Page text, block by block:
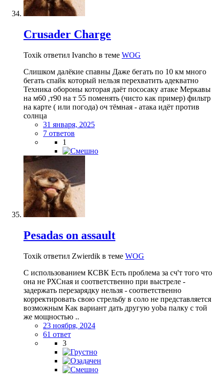
Crusader Charge
Toxik ответил Ivancho в теме WOG
Слишком далёкие спавны Даже бегать по 10 км много
бегать спайк который нельзя перехватить адекватно
Техника обороны которая даёт пососаку атаке Меркавы
на м60 ,т90 на т 55 поменять (чисто как пример) фильтр
на карте ( или погода) оч тёмная - атака идёт против
солнца
31 января, 2025
7 ответов
1
Pesadas on assault
Toxik ответил Zwierdik в теме WOG
С использованием КСВК Есть проблема за сч'т того что
она не РХСная и соответственно при выстреле -
задержать перезарядку нельзя - соответственно
корректировать свою стрельбу в соло не представляется
возможным Как вариант дать другую yoba палку с той
же мощностью ..
23 ноября, 2024
61 ответ
3